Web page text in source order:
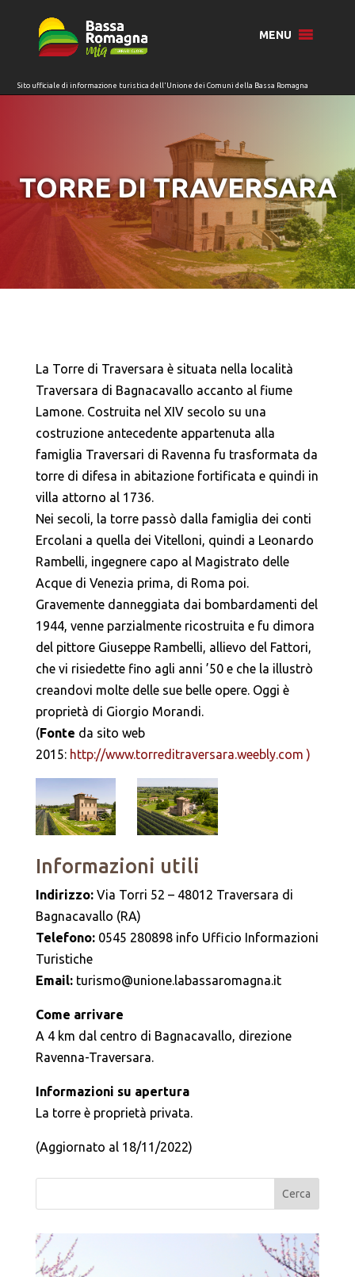
MENU
TORRE DI TRAVERSARA
La Torre di Traversara è situata nella località
Traversara di Bagnacavallo accanto al fiume
Lamone. Costruita nel XIV secolo su una
costruzione antecedente appartenuta alla
famiglia Traversari di Ravenna fu trasformata da
torre di difesa in abitazione fortificata e quindi in
villa attorno al 1736.
Nei secoli, la torre passò dalla famiglia dei conti
Ercolani a quella dei Vitelloni, quindi a Leonardo
Rambelli, ingegnere capo al Magistrato delle
Acque di Venezia prima, di Roma poi.
Gravemente danneggiata dai bombardamenti del
1944, venne parzialmente ricostruita e fu dimora
del pittore Giuseppe Rambelli, allievo del Fattori,
che vi risiedette fino agli anni ’50 e che la illustrò
creandovi molte delle sue belle opere. Oggi è
proprietà di Giorgio Morandi.
(Fonte da sito web
2015: http://www.torreditraversara.weebly.com )
Informazioni utili
Indirizzo: Via Torri 52 – 48012 Traversara di
Bagnacavallo (RA)
Telefono: 0545 280898 info Ufficio Informazioni
Turistiche
Email: turismo@unione.labassaromagna.it
Come arrivare
A 4 km dal centro di Bagnacavallo, direzione
Ravenna-Traversara.
Informazioni su apertura
La torre è proprietà privata.
(Aggiornato al 18/11/2022)